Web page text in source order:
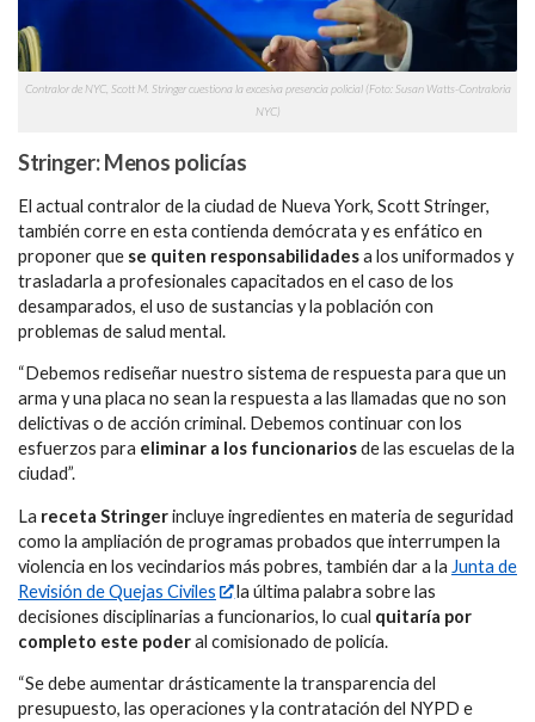
Contralor de NYC, Scott M. Stringer cuestiona la excesiva presencia policial (Foto: Susan Watts-Contraloria
NYC)
Stringer: Menos policías
El actual contralor de la ciudad de Nueva York, Scott Stringer,
también corre en esta contienda demócrata y es enfático en
proponer que se quiten responsabilidadesa los uniformados y
trasladarla a profesionales capacitados en el caso de los
desamparados, el uso de sustancias y la población con
problemas de salud mental.
“Debemos rediseñar nuestro sistema de respuesta para que un
arma y una placa no sean la respuesta a las llamadas que no son
delictivas o de acción criminal. Debemos continuar con los
esfuerzos para eliminar a los funcionariosde las escuelas de la
ciudad”.
La receta Stringerincluye ingredientes en materia de seguridad
como la ampliación de programas probados que interrumpen la
violencia en los vecindarios más pobres, también dar a la Junta de
Revisión de Quejas Civiles
la última palabra sobre las
decisiones disciplinarias a funcionarios, lo cual quitaría por
completo este poderal comisionado de policía.
“Se debe aumentar drásticamente la transparencia del
presupuesto, las operaciones y la contratación del NYPD e